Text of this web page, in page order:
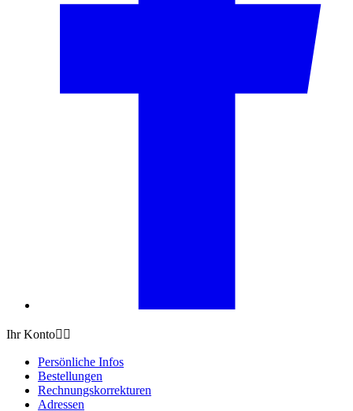
Ihr Konto 
Persönliche Infos
Bestellungen
Rechnungskorrekturen
Adressen